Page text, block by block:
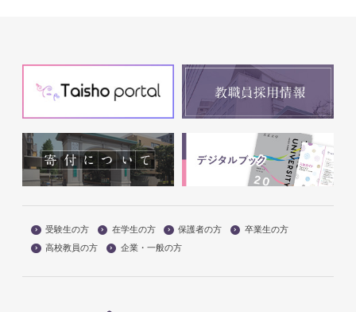
受験生の方 在学生の方 保護者の方
卒業生の方
高校教員の方
企業・一般の方